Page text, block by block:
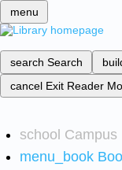
menu
search Search
cancel Exit Reader
school Campus
menu_book